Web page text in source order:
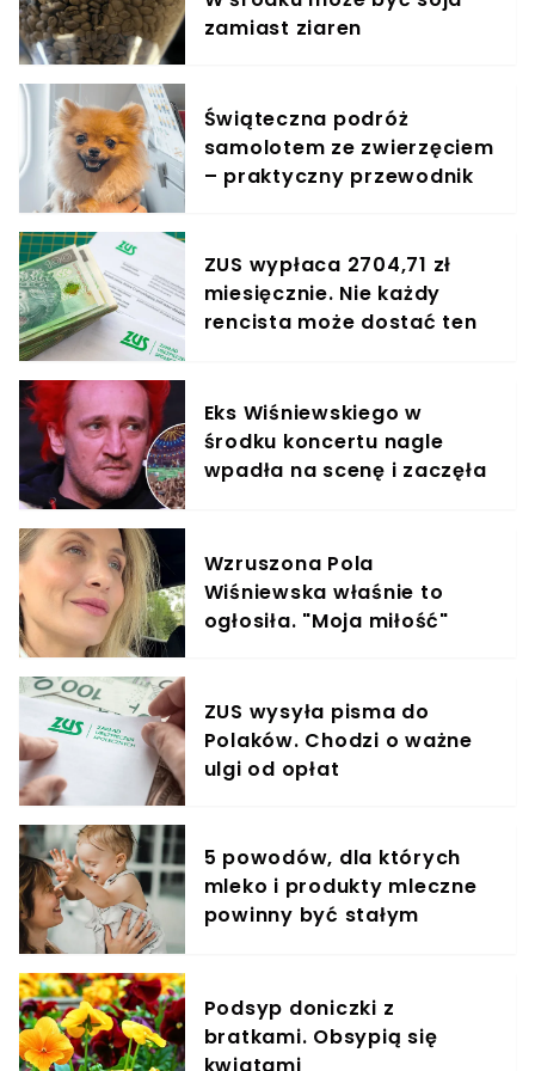
zamiast ziaren
Świąteczna podróż
samolotem ze zwierzęciem
– praktyczny przewodnik
ZUS wypłaca 2704,71 zł
miesięcznie. Nie każdy
rencista może dostać ten
Eks Wiśniewskiego w
środku koncertu nagle
wpadła na scenę i zaczęła
Wzruszona Pola
Wiśniewska właśnie to
ogłosiła. "Moja miłość"
ZUS wysyła pisma do
Polaków. Chodzi o ważne
ulgi od opłat
5 powodów, dla których
mleko i produkty mleczne
powinny być stałym
Podsyp doniczki z
bratkami. Obsypią się
kwiatami